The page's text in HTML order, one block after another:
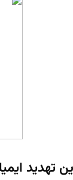
تهدید